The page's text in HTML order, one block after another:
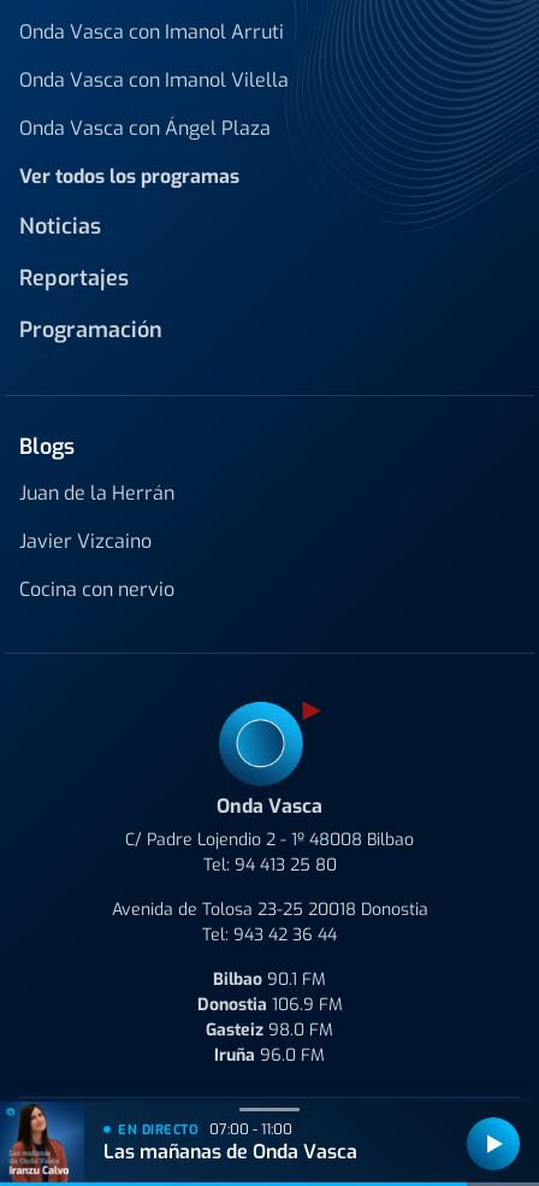
Onda Vasca con Imanol Arruti
Onda Vasca con Imanol Vilella
Onda Vasca con Ángel Plaza
Ver todos los programas
Noticias
Reportajes
Programación
Blogs
Juan de la Herrán
Javier Vizcaino
Cocina con nervio
Onda Vasca
C/ Padre Lojendio 2 - 1º 48008 Bilbao
Tel: 94 413 25 80
Avenida de Tolosa 23-25 20018 Donostia
Tel: 943 42 36 44
Bilbao 90.1 FM
Donostia 106.9 FM
Gasteiz 98.0 FM
Iruña 96.0 FM
Quiénes Somos Aviso Legal Política de Privacidad
EN DIRECTO 07:00 - 11:00
Las mañanas de Onda Vasca